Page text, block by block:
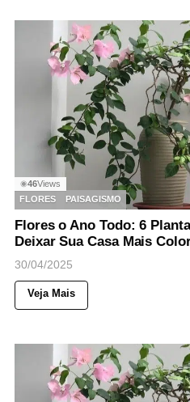
◉46Views
FLORES
PAISAGISMO
Flores o Ano Todo: 6
Deixar Sua Casa Mais
30/04/2025
Veja Mais